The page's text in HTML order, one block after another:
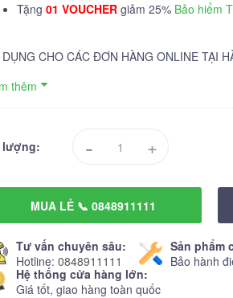
Tặng 01 VOUCHER giảm 25% Bảo hiểm
DỤNG CHO CÁC ĐƠN HÀNG ONLINE TẠI
thêm
lượng: - +
MUA LẺ 📞 0848911111
Tư vấn chuyên sâu:
Hotline: 0848911111
Sản phẩm
Bảo hành
Hệ thống cửa hàng lớn:
Giá tốt, giao hàng toàn quốc